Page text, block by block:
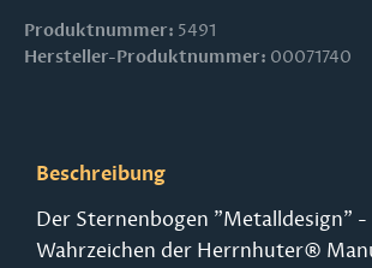
Produktnummer: 5491
Hersteller-Produktnummer: 00071740
Beschreibung
Der Sternenbogen "Metalldesign" -
Wahrzeichen der Herrnhuter®